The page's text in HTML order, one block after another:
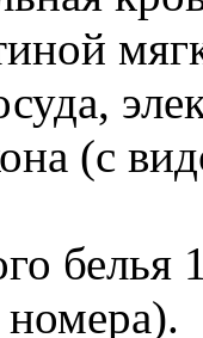
(с
белья